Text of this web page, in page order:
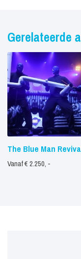
Gerelateerde
The Blue Man
Vanaf € 2.250, -